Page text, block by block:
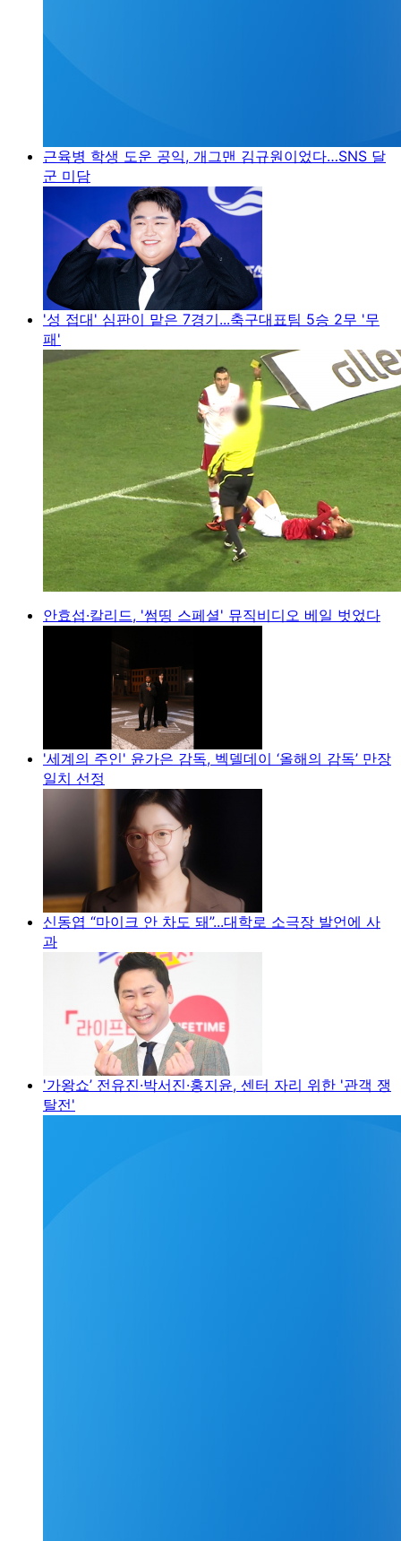
근육병 학생 도운 공익, 개그맨 김규원이었다…SNS 달
군 미담
'성 접대' 심판이 맡은 7경기...축구대표팀 5승 2무 '무
패'
안효섭·칼리드, '썸띵 스페셜' 뮤직비디오 베일 벗었다
'세계의 주인' 윤가은 감독, 벡델데이 ‘올해의 감독’ 만장
일치 선정
신동엽 “마이크 안 차도 돼”...대학로 소극장 발언에 사
과
'가왕쇼’ 전유진·박서진·홍지윤, 센터 자리 위한 '관객 쟁
탈전'